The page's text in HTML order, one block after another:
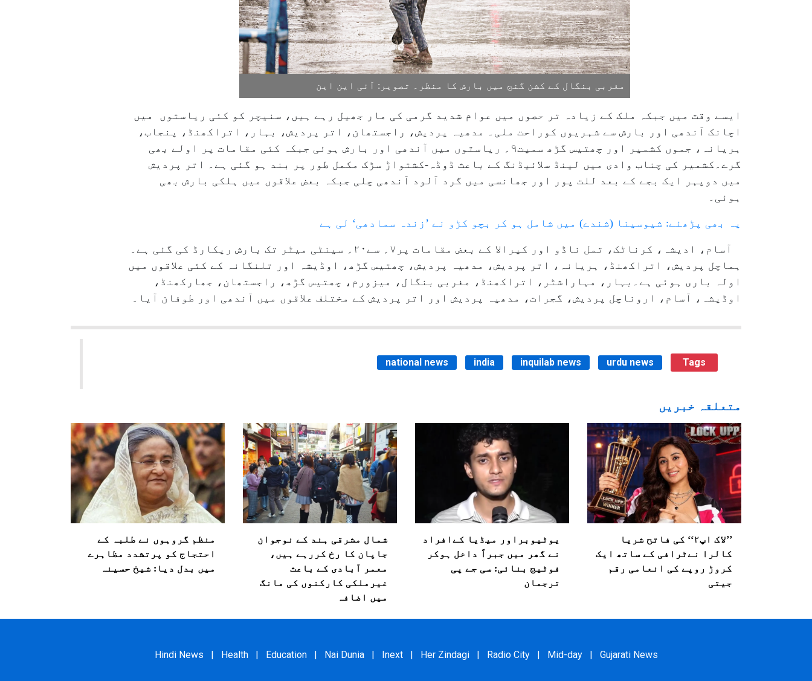
مغربی بنگال کے کشن گنج میں بارش کا منظر۔ تصویر: آئی این این
ایسے وقت میں جبکہ ملک کے زیادہ تر حصوں میں عوام شدید گرمی کی مار جھیل رہے ہیں، سنیچر کو کئی ریاستوں میں
اچانک آندھی اور بارش سے شہریوں کوراحت ملی۔ مدھیہ پردیش، راجستھان، اتر پردیش، بہار، اتراکھنڈ، پنجاب،
ہریانہ، جموں کشمیر اور چھتیس گڑھ سمیت۹؍ ریاستوں میں آندھی اور بارش ہوئی جبکہ کئی مقامات پر اولے بھی
گرے۔کشمیر کی چناب وادی میں لینڈ سلائیڈنگ کے باعث ڈوڈہ-کشتواڑ سڑک مکمل طور پر بند ہو گئی ہے۔ اتر پردیش
میں دوپہر ایک بجے کے بعد للت پور اور جھانسی میں گرد آلود آندھی چلی جبکہ بعض علاقوں میں ہلکی بارش بھی
ہوئی۔
یہ بھی پڑھئے: شیوسینا (شندے) میں شامل ہو کر بچو کڑو نے ’زندہ سمادھی‘ لی ہے
آسام، ادیشہ، کرناٹک، تمل ناڈو اور کیرالا کے بعض مقامات پر۷؍ سے۲۰؍ سینٹی میٹر تک بارش ریکارڈ کی گئی ہے۔
ہماچل پردیش، اتراکھنڈ، ہریانہ، اتر پردیش، مدھیہ پردیش، چھتیس گڑھ، اوڈیشہ اور تلنگانہ کے کئی علاقوں میں
اولہ باری ہوئی ہے۔بہار، مہاراشٹر، اتراکھنڈ، مغربی بنگال، میزورم، چھتیس گڑھ، راجستھان، جھارکھنڈ،
اوڈیشہ، آسام، اروناچل پردیش، گجرات، مدھیہ پردیش اور اتر پردیش کے مختلف علاقوں میں آندھی اور طوفان آیا۔
national news india inquilab news urdu news Tags
متعلقہ خبریں
’’لاک اپ۲‘‘ کی فاتح شریا
کالرا نےٹرافی کے ساتھ ایک
کروڑ روپے کی انعامی رقم
جیتی
یوٹیوبراور میڈیا کےافراد
نے گھر میں جبراً داخل ہوکر
فوٹیج بنائی: سی جے پی
ترجمان
شمال مشرقی ہند کے نوجوان
جاپان کا رخ کررہے ہیں،
معمر آبادی کے باعث
غیرملکی کارکنوں کی مانگ
میں اضافہ
منظم گروہوں نے طلبہ کے
احتجاج کو پرتشدد مظاہرے
میں بدل دیا: شیخ حسینہ
Hindi News | Health | Education | Nai Dunia | Inext | Her Zindagi | Radio City | Mid-day | Gujarati News